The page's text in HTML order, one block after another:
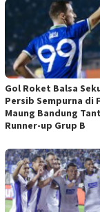
Gol Roket Balsa
Persib Sempurna di
Maung Bandung
Runner-up Grup B